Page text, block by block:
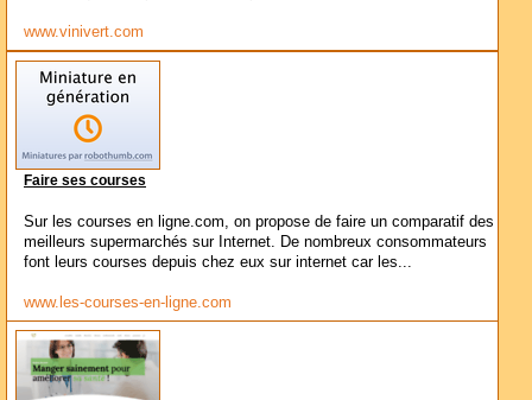
www.vinivert.com
Faire ses courses
Sur les courses en ligne.com, on propose de faire un comparatif des
meilleurs supermarchés sur Internet. De nombreux consommateurs
font leurs courses depuis chez eux sur internet car les...
www.les-courses-en-ligne.com